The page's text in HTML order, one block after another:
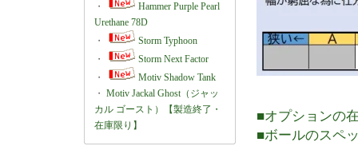
・
Hammer Purple Pearl
Urethane 78D
・
Storm Typhoon
・
Storm Next Factor
・
Motiv Shadow Tank
・ Motiv Jackal Ghost（ジャッ
カル ゴースト）【製造終了・
在庫限り】
■オプションの
■ボールのスペ